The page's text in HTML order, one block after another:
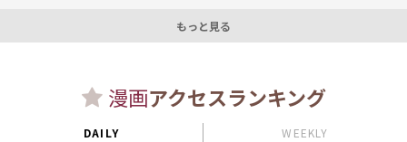
もっと見る
漫画アクセスランキング
DAILY WEEKLY